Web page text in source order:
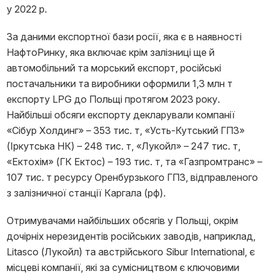
у 2022 р.
За даними експортної бази росії, яка є в наявності
НафтоРинку, яка включає крім залізниці ще й
автомобільний та морський експорт, російські
постачальники та виробники оформили 1,3 млн т
експорту LPG до Польщі протягом 2023 року.
Найбільші обсяги експорту декларували компанії
«Сібур Холдинг» – 353 тис. т, «Усть-Кутський ГПЗ»
(Іркутська НК) – 248 тис. т, «Лукойл» – 247 тис. т,
«Ектохім» (ГК Ектос) – 193 тис. т, та «Газпромтранс» –
107 тис. т ресурсу Оренбурзького ГПЗ, відправленого
з залізничної станції Каргала (рф).
Отримувачами найбільших обсягів у Польщі, окрім
дочірніх нерезидентів російських заводів, наприклад,
Litasco (Лукойл) та австрійського Sibur International, є
місцеві компанії, які за сумісництвом є ключовими